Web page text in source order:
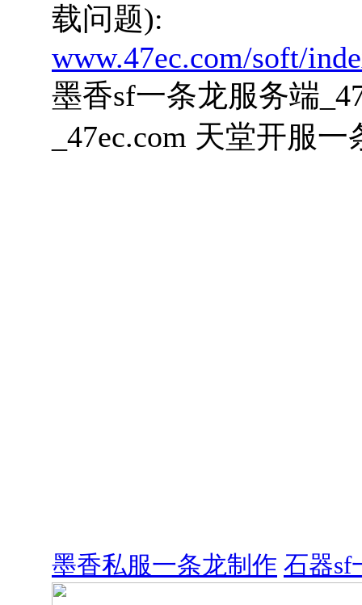
载问题):
www.47ec.com/soft/
墨香sf一条龙服务端
_47ec.com 天堂开服
墨香私服一条龙制作 石器sf